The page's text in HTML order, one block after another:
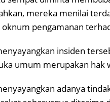
mereka menilai
pengamanan
insiden
umum merupakan hak
adanya